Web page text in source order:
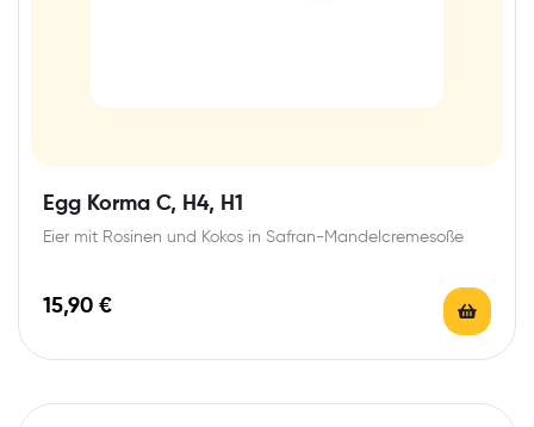
Egg Korma C, H4, H1
Eier mit Rosinen und Kokos in Safran-Mandelcremesoße
15,90 €